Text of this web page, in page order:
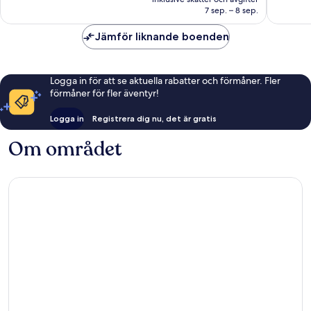
662 kr
7 sep. – 8 sep.
Jämför liknande boenden
Logga in för att se aktuella rabatter och förmåner. Fler
förmåner för fler äventyr!
Logga in Registrera dig nu, det är gratis
Om området